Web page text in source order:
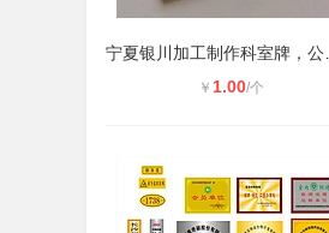
￥ 1.00/个